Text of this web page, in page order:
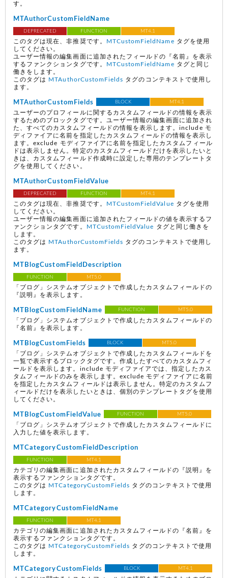
す。
MTAuthorCustomFieldName
DEPRECATED FUNCTION MT4.1
このタグは現在、非推奨です。 MTCustomFieldName タグを使用
してください。
ユーザー情報の編集画面に追加されたフィールドの『名前』を表示
するファンクションタグです。
MTCustomFieldName タグと同じ
働きをします。
このタグは
MTAuthorCustomFields タグのコンテキストで使用し
ます。
MTAuthorCustomFields BLOCK MT4.1
ユーザーのプロフィールに関するカスタムフィールドの情報を表示
するためのブロックタグです。ユーザー情報の編集画面に追加され
た、すべてのカスタムフィールドの情報を表示します。include モ
ディファイアに名前を指定したカスタムフィールドの情報を表示し
ます。exclude モディファイアに名前を指定したカスタムフィール
ドは表示しません。特定のカスタムフィールドだけを表示したいと
きは、カスタムフィールド作成時に設定した専用のテンプレートタ
グを使用してください。
MTAuthorCustomFieldValue
DEPRECATED FUNCTION MT4.1
このタグは現在、非推奨です。 MTCustomFieldValue タグを使用
してください。
ユーザー情報の編集画面に追加されたフィールドの値を表示するフ
ァンクションタグです。
MTCustomFieldValue タグと同じ働きを
します。
このタグは
MTAuthorCustomFields タグのコンテキストで使用し
ます。
MTBlogCustomFieldDescription
FUNCTION MT5.0
「ブログ」システムオブジェクトで作成したカスタムフィールドの
『説明』を表示します。
MTBlogCustomFieldName FUNCTION MT5.0
「ブログ」システムオブジェクトで作成したカスタムフィールドの
『名前』を表示します。
MTBlogCustomFields BLOCK MT5.0
「ブログ」システムオブジェクトで作成したカスタムフィールドを
一覧で表示するブロックタグです。作成したすべてのカスタムフィ
ールドを表示します。include モディファイアでは、指定したカス
タムフィールドのみを表示します。exclude モディファイアに名前
を指定したカスタムフィールドは表示しません。特定のカスタムフ
ィールドだけを表示したいときは、個別のテンプレートタグを使用
してください。
MTBlogCustomFieldValue FUNCTION MT5.0
「ブログ」システムオブジェクトで作成したカスタムフィールドに
入力した値を表示します。
MTCategoryCustomFieldDescription
FUNCTION MT4.1
カテゴリの編集画面に追加されたカスタムフィールドの『説明』を
表示するファンクションタグです。
このタグは
MTCategoryCustomFields タグのコンテキストで使用
します。
MTCategoryCustomFieldName
FUNCTION MT4.1
カテゴリの編集画面に追加されたカスタムフィールドの『名前』を
表示するファンクションタグです。
このタグは
MTCategoryCustomFields タグのコンテキストで使用
します。
MTCategoryCustomFields BLOCK MT4.1